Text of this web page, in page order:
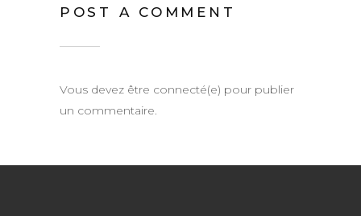
POST A COMMENT
Vous devez être connecté(e) pour publier
un commentaire.